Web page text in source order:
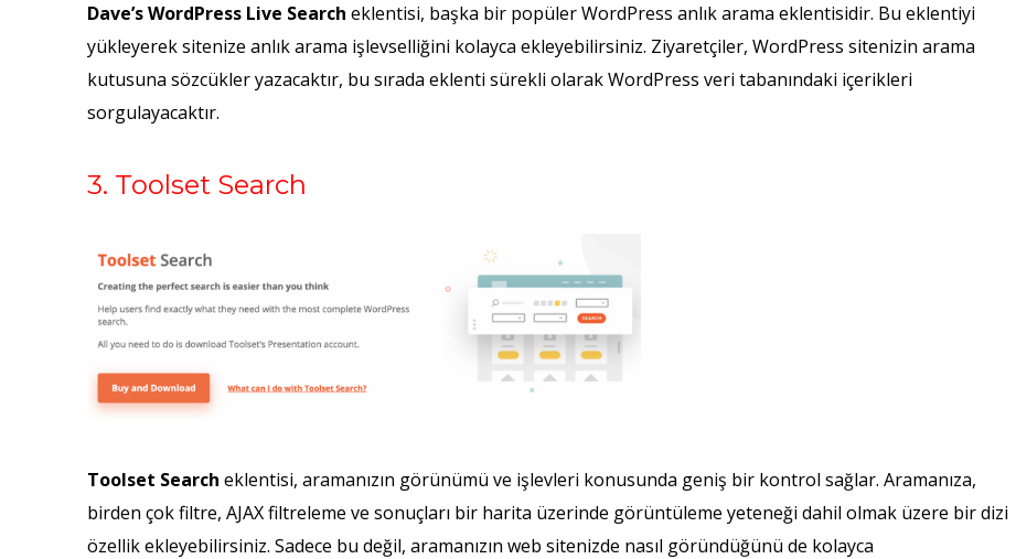
Dave’s WordPress Live Search eklentisi, başka bir popüler WordPress anlık arama eklentisidir. Bu eklentiyi
yükleyerek sitenize anlık arama işlevselliğini kolayca ekleyebilirsiniz. Ziyaretçiler, WordPress sitenizin arama
kutusuna sözcükler yazacaktır, bu sırada eklenti sürekli olarak WordPress veri tabanındaki içerikleri
sorgulayacaktır.
3. Toolset Search
Toolset Search eklentisi, aramanızın görünümü ve işlevleri konusunda geniş bir kontrol sağlar. Aramanıza,
birden çok filtre, AJAX filtreleme ve sonuçları bir harita üzerinde görüntüleme yeteneği dahil olmak üzere bir dizi
özellik ekleyebilirsiniz. Sadece bu değil, aramanızın web sitenizde nasıl göründüğünü de kolayca